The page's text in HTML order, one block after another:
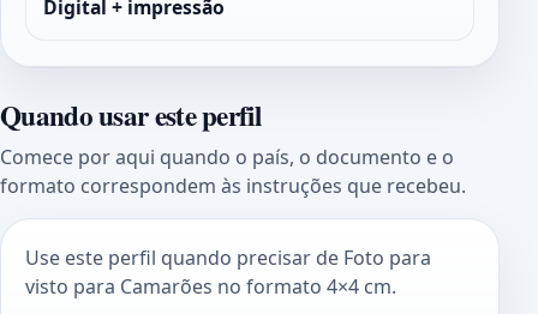
Digital + impressão
Quando usar este perfil
Comece por aqui quando o país, o documento e o
formato correspondem às instruções que recebeu.
Use este perfil quando precisar de Foto para
visto para Camarões no formato 4×4 cm.